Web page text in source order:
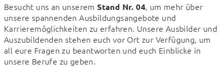
Besucht uns an unserem Stand Nr. 04, um mehr über
unsere spannenden Ausbildungsangebote und
Karrieremöglichkeiten zu erfahren. Unsere Ausbilder und
Auszubildenden stehen euch vor Ort zur Verfügung, um
all eure Fragen zu beantworten und euch Einblicke in
unsere Berufe zu geben.